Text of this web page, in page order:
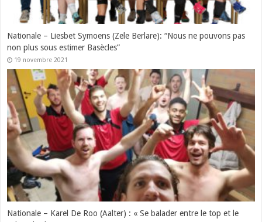
Nationale – Liesbet Symoens (Zele Berlare): “Nous ne pouvons pas
non plus sous estimer Basècles”
19 novembre 2021
Nationale – Karel De Roo (Aalter) : « Se balader entre le top et le